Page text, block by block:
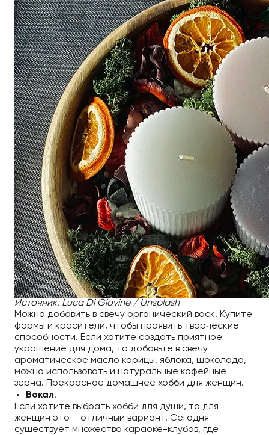
Источник: Luca Di Giovine / Unsplash
Можно добавить в свечу органический воск. Купите
формы и красители, чтобы проявить творческие
способности. Если хотите создать приятное
украшение для дома, то добавьте в свечу
ароматическое масло корицы, яблока, шоколада,
можно использовать и натуральные кофейные
зерна. Прекрасное домашнее хобби для женщин.
Вокал.
Если хотите выбрать хобби для души, то для
женщин это – отличный вариант. Сегодня
существует множество караоке-клубов, где